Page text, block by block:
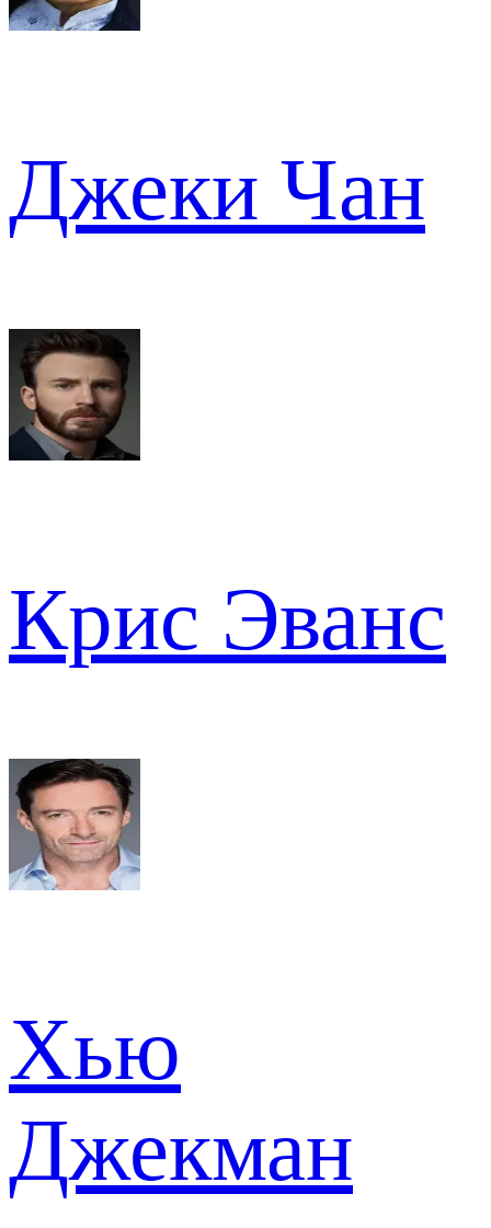
Джеки Чан
Крис Эванс
Хью
Джекман